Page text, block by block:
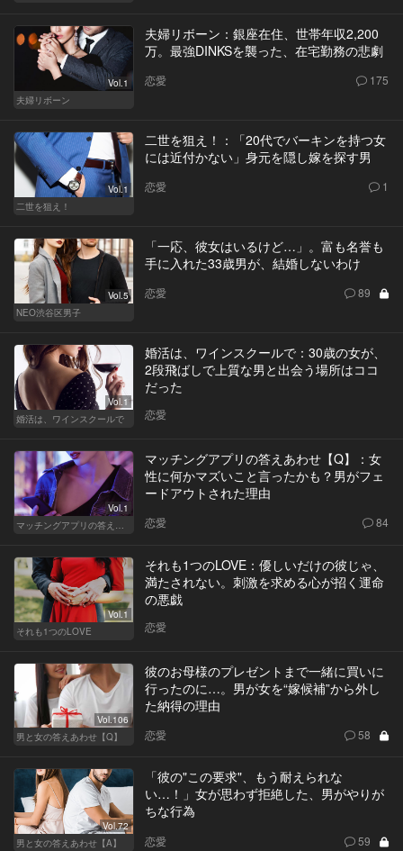
Vol.1
夫婦リボーン
夫婦リボーン：銀座在住、世帯年収2,200
万。最強DINKSを襲った、在宅勤務の悲劇
恋愛 175
Vol.1
二世を狙え！
二世を狙え！：「20代でバーキンを持つ女
には近付かない」身元を隠し嫁を探す男
恋愛 1
Vol.5
NEO渋谷区男子
「一応、彼女はいるけど…」。富も名誉も
手に入れた33歳男が、結婚しないわけ
恋愛 89
Vol.1
婚活は、ワインスクールで
婚活は、ワインスクールで：30歳の女が、
2段飛ばしで上質な男と出会う場所はココ
だった
恋愛
Vol.1
マッチングアプリの答えあわせ【Q】：女
性に何かマズいこと言ったかも？男がフェ
ードアウトされた理由
恋愛 84
Vol.1
それも1つのLOVE
それも1つのLOVE：優しいだけの彼じゃ、
満たされない。刺激を求める心が招く運命
の悪戯
恋愛
Vol.106
男と女の答えあわせ【Q】
彼のお母様のプレゼントまで一緒に買いに
行ったのに…。男が女を“嫁候補”から外し
た納得の理由
恋愛 58
Vol.72
男と女の答えあわせ【A】
「彼の"この要求"、もう耐えられな
い…！」女が思わず拒絶した、男がやりが
ちな行為
恋愛 59